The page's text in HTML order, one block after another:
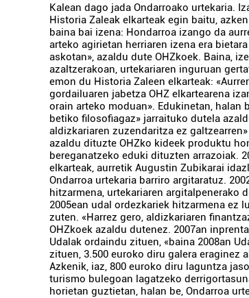
Kalean dago jada Ondarroako urtekaria.
Historia Zaleak elkarteak egin baitu,
baina bai izena: Hondarroa izango da
arteko agirietan herriaren izena era
askotan», azaldu dute OHZkoek. Baina,
azaltzerakoan, urtekariaren inguruan
emon du Historia Zaleen elkarteak:
gordailuaren jabetza OHZ elkartearena
orain arteko moduan». Edukinetan, halan
betiko filosofiagaz» jarraituko dutela
aldizkariaren zuzendaritza ez
azaldu dituzte OHZko kideek produktu
bereganatzeko eduki dituzten arrazoiak.
elkarteak, aurretik Augustin Zubikarai
Ondarroa urtekaria barriro argitaratuz.
hitzarmena, urtekariaren argitalpenerako
2005ean udal ordezkariek hitzarmena ez
zuten. «Harrez gero, aldizkariaren
OHZkoek azaldu dutenez. 2007an
Udalak ordaindu zituen, «baina 2008an
zituen, 3.500 euroko diru galera eraginez
Azkenik, iaz, 800 euroko diru laguntza
turismo bulegoan lagatzeko
horietan guztietan, halan be, Ondarroa